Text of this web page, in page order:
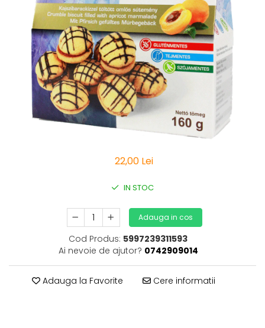
Vitamine Gal
22,00 Lei
IN STOC
Adauga in cos
Cod Produs: 5997239311593
Ai nevoie de ajutor? 0742909014
Adauga la Favorite Cere informatii